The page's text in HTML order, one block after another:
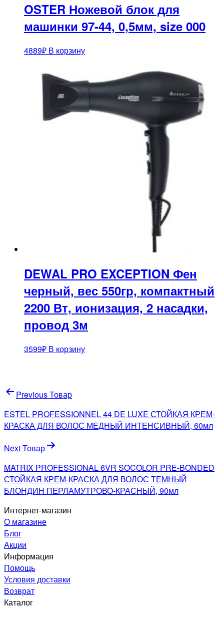
OSTER Ножевой блок для
машинки 97-44, 0,5мм, size 000
4889₽ В корзину
DEWAL PRO EXCEPTION Фен
черный, вес 550гр, компактный
2200 Вт, ионизация, 2 насадки,
провод 3м
3599₽ В корзину
Навигация
по
записям
Previous Товар
ESTEL PROFESSIONNEL 44 DE LUXE СТОЙКАЯ КРЕМ-
КРАСКА ДЛЯ ВОЛОС МЕДНЫЙ ИНТЕНСИВНЫЙ, 60мл
Next Товар
MATRIX PROFESSIONAL 6VR SOCOLOR PRE-BONDED
СТОЙКАЯ КРЕМ-КРАСКА ДЛЯ ВОЛОС ТЕМНЫЙ
БЛОНДИН ПЕРЛАМУТРОВО-КРАСНЫЙ, 90мл
Интернет-магазин
О магазине
Блог
Акции
Информация
Помощь
Условия доставки
Возврат
Каталог